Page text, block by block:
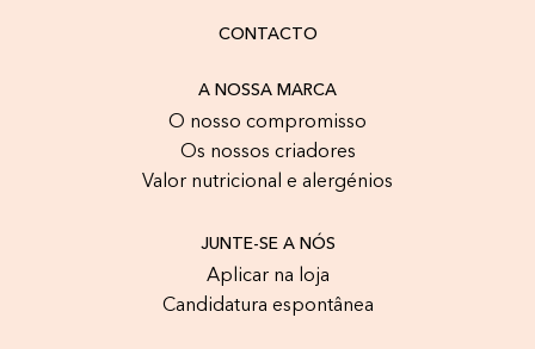
CONTACTO
A NOSSA MARCA
O nosso compromisso
Os nossos criadores
Valor nutricional e alergénios
JUNTE-SE A NÓS
Aplicar na loja
Candidatura espontânea